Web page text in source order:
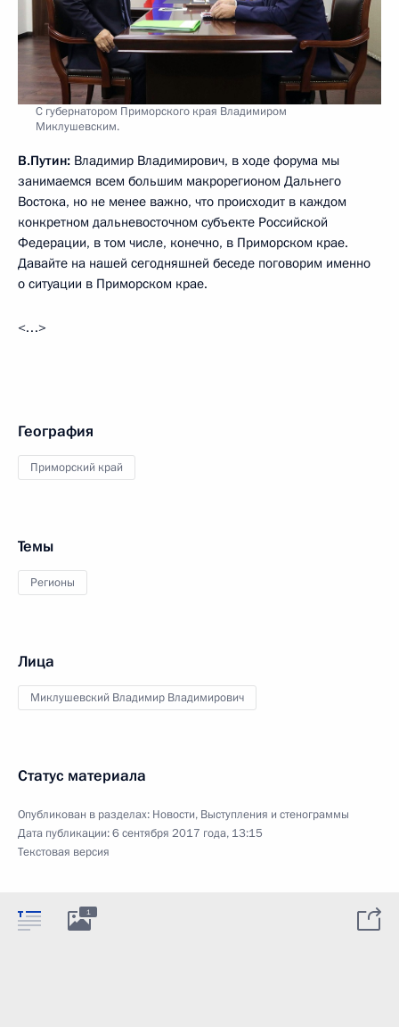
С губернатором Приморского края Владимиром
Миклушевским.
В.Путин: Владимир Владимирович, в ходе форума мы
занимаемся всем большим макрорегионом Дальнего
Востока, но не менее важно, что происходит в каждом
конкретном дальневосточном субъекте Российской
Федерации, в том числе, конечно, в Приморском крае.
Давайте на нашей сегодняшней беседе поговорим именно
о ситуации в Приморском крае.
<…>
География
Приморский край
Темы
Регионы
Лица
Миклушевский Владимир Владимирович
Статус материала
Опубликован в разделах: Новости, Выступления и стенограммы
Дата публикации:6 сентября 2017 года, 13:15
Текстовая версия
1